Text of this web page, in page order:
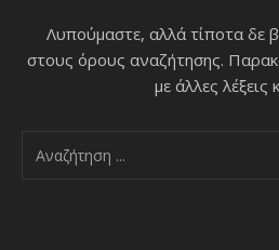
Λυπούμαστε, αλλά τίποτα δε
στους όρους αναζήτησης.
με άλλες λέξεις